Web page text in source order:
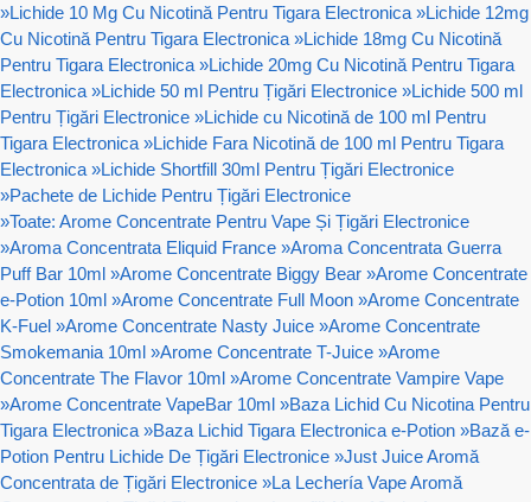
»Lichide 10 Mg Cu Nicotină Pentru Tigara Electronica »Lichide 12mg
Cu Nicotină Pentru Tigara Electronica »Lichide 18mg Cu Nicotină
Pentru Tigara Electronica »Lichide 20mg Cu Nicotină Pentru Tigara
Electronica »Lichide 50 ml Pentru Țigări Electronice »Lichide 500 ml
Pentru Țigări Electronice »Lichide cu Nicotină de 100 ml Pentru
Tigara Electronica »Lichide Fara Nicotină de 100 ml Pentru Tigara
Electronica »Lichide Shortfill 30ml Pentru Țigări Electronice
»Pachete de Lichide Pentru Țigări Electronice
»Toate: Arome Concentrate Pentru Vape Și Țigări Electronice
»Aroma Concentrata Eliquid France »Aroma Concentrata Guerra
Puff Bar 10ml »Arome Concentrate Biggy Bear »Arome Concentrate
e-Potion 10ml »Arome Concentrate Full Moon »Arome Concentrate
K-Fuel »Arome Concentrate Nasty Juice »Arome Concentrate
Smokemania 10ml »Arome Concentrate T-Juice »Arome
Concentrate The Flavor 10ml »Arome Concentrate Vampire Vape
»Arome Concentrate VapeBar 10ml »Baza Lichid Cu Nicotina Pentru
Tigara Electronica »Baza Lichid Tigara Electronica e-Potion »Bază e-
Potion Pentru Lichide De Țigări Electronice »Just Juice Aromă
Concentrata de Țigări Electronice »La Lechería Vape Aromă